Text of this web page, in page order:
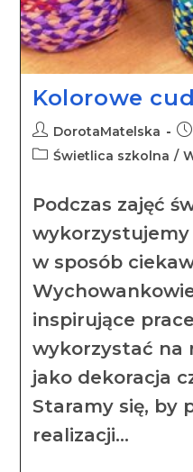
Kolorowe
DorotaMatelska
Świetlica szkolna /
Podczas zajęć
w sposób
inspirujące
wykorzystać na
jako dekoracja
Staramy się, by
realizacji…